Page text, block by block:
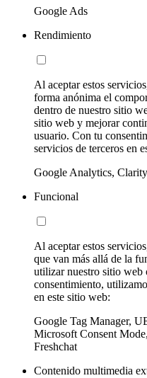
Google Ads
Rendimiento
Al aceptar estos
forma anónima el
dentro de nuestro sitio
sitio web y mejorar
usuario. Con tu
servicios de terceros en
Google Analytics,
Funcional
Al aceptar estos
que van más allá de la
utilizar nuestro sitio
consentimiento,
en este sitio web:
Google Tag Manager,
Microsoft Consent
Freshchat
Contenido multimedia